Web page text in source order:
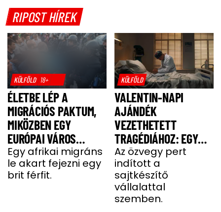
RIPOST HÍREK
KÜLFÖLD 18+
ÉLETBE LÉP A
MIGRÁCIÓS PAKTUM,
MIKÖZBEN EGY
EURÓPAI VÁROS
LÁNGOKBAN ÁLL A
MIGRÁNSERŐSZAK
MIATT
Egy afrikai migráns
le akart fejezni egy
brit férfit.
KÜLFÖLD
VALENTIN-NAPI
AJÁNDÉK
VEZETHETETT
TRAGÉDIÁHOZ: EGY
SAJT MIATT HALT MEG
A FÉRJ
Az özvegy pert
indított a
sajtkészítő
vállalattal
szemben.